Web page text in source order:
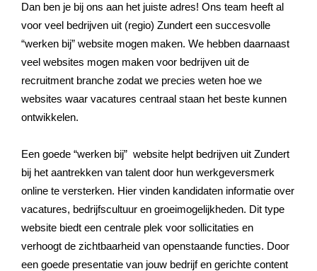
Dan ben je bij ons aan het juiste adres! Ons team heeft al
voor veel bedrijven uit (regio) Zundert een succesvolle
“werken bij” website mogen maken. We hebben daarnaast
veel websites mogen maken voor bedrijven uit de
recruitment branche zodat we precies weten hoe we
websites waar vacatures centraal staan het beste kunnen
ontwikkelen.
Een goede “werken bij” website helpt bedrijven uit Zundert
bij het aantrekken van talent door hun werkgeversmerk
online te versterken. Hier vinden kandidaten informatie over
vacatures, bedrijfscultuur en groeimogelijkheden. Dit type
website biedt een centrale plek voor sollicitaties en
verhoogt de zichtbaarheid van openstaande functies. Door
een goede presentatie van jouw bedrijf en gerichte content